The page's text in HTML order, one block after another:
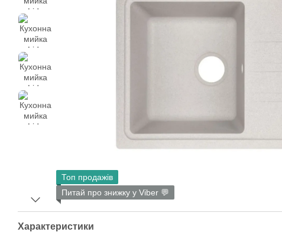
Топ продажів
Питай про знижку у Viber 💬
Характеристики